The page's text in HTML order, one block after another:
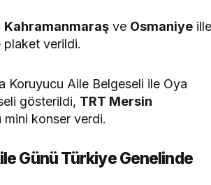
Kahramanmaraş ve Osmaniye
plaket verildi.
Koruyucu Aile Belgeseli ile Oya
gösterildi, TRT Mersin
mini konser verdi.
Günü Türkiye Genelinde